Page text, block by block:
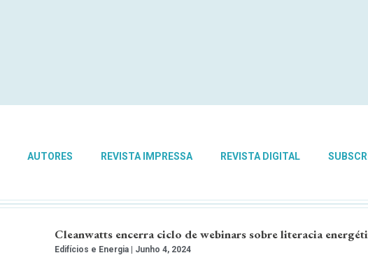
AUTORES REVISTA IMPRESSA REVISTA DIGITAL
Cleanwatts encerra ciclo de webinars sobre literacia
Edifícios e Energia Junho 4, 2024